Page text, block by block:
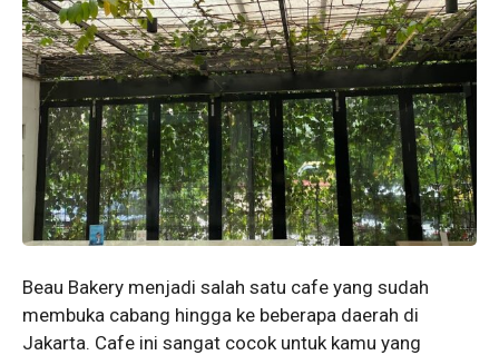
Beau Bakery menjadi salah satu cafe yang sudah
membuka cabang hingga ke beberapa daerah di
Jakarta. Cafe ini sangat cocok untuk kamu yang